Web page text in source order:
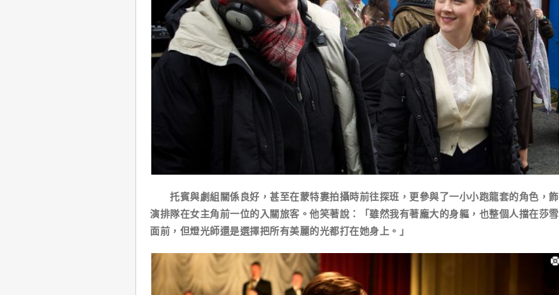
托賓與劇組關係良好，甚至在蒙特婁拍攝時前往探班，更參與了一小小跑龍套的角色，飾
演排隊在女主角前一位的入關旅客。他笑著說：「雖然我有著龐大的身軀，也整個人擋在莎雪
面前，但燈光師還是選擇把所有美麗的光都打在她身上。」